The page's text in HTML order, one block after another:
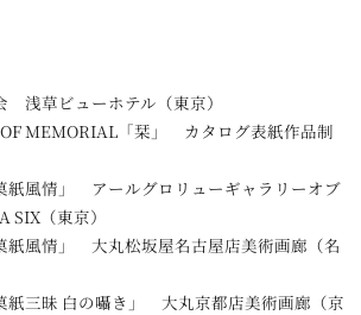
草ビューホテル（東京）
MEMORIAL「栞」 カタログ表紙作品制
紙風情」 アールグロリューギャラリーオブ
（東京）
紙風情」 大丸松坂屋名古屋店美術画廊（名
紙三昧 白の囁き」 大丸京都店美術画廊（京